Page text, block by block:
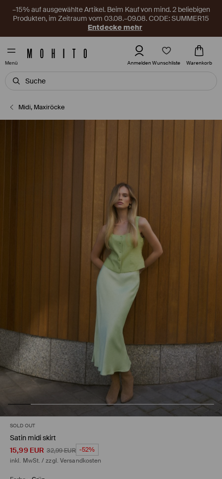
–15% auf ausgewählte Artikel. Beim Kauf von mind. 2 beliebigen
Produkten, im Zeitraum vom 03.08.–09.08. CODE: SUMMER15
Entdecke mehr
Menü Anmelden Wunschliste Warenkorb
Midi, Maxiröcke
SOLD OUT
Satin midi skirt
15,99 EUR 32,99EUR -52%
inkl. MwSt. / zzgl. Versandkosten